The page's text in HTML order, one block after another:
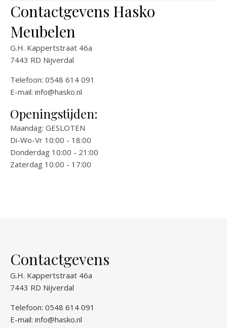
Contactgevens Hasko
Meubelen
G.H. Kappertstraat 46a
7443 RD Nijverdal
Telefoon: 0548 614 091
E-mail: info@hasko.nl
Openingstijden:
Maandag: GESLOTEN
Di-Wo-Vr 10:00 - 18:00
Donderdag 10:00 - 21:00
Zaterdag 10:00 - 17:00
Contactgevens
G.H. Kappertstraat 46a
7443 RD Nijverdal
Telefoon: 0548 614 091
E-mail: info@hasko.nl